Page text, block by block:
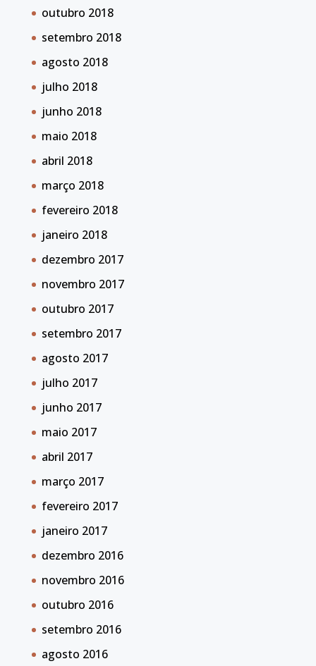
outubro 2018
setembro 2018
agosto 2018
julho 2018
junho 2018
maio 2018
abril 2018
março 2018
fevereiro 2018
janeiro 2018
dezembro 2017
novembro 2017
outubro 2017
setembro 2017
agosto 2017
julho 2017
junho 2017
maio 2017
abril 2017
março 2017
fevereiro 2017
janeiro 2017
dezembro 2016
novembro 2016
outubro 2016
setembro 2016
agosto 2016